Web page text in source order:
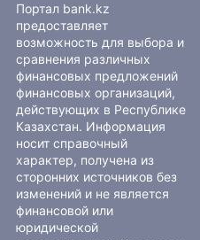
Портал bank.kz
предоставляет
возможность для выбора и
сравнения различных
финансовых предложений
финансовых организаций,
действующих в Республике
Казахстан. Информация
носит справочный
характер, получена из
сторонних источников без
изменений и не является
финансовой или
юридической